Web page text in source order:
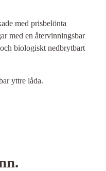
med prisbelönta
med en återvinningsbar
biologiskt nedbrytbart
yttre låda.